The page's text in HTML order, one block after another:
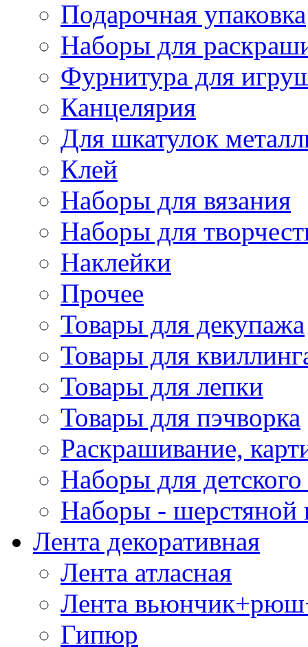
Подарочная упаковка
Наборы для
Фурнитура для
Канцелярия
Для шкатулок
Клей
Наборы для вязания
Наборы для
Наклейки
Прочее
Товары для декупажа
Товары для
Товары для лепки
Товары для пэчворка
Раскрашивание,
Наборы для
Наборы - шерстяной
Лента декоративная
Лента атласная
Лента
Гипюр